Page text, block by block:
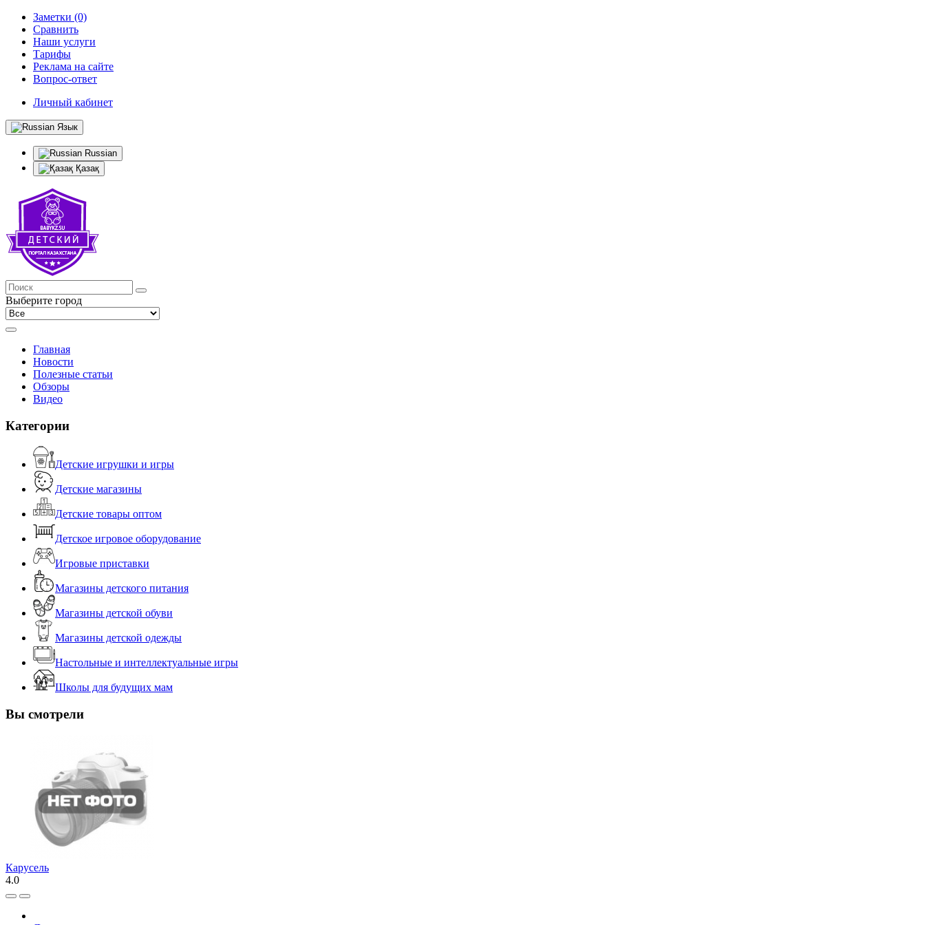
Заметки (0)
Сравнить
Наши услуги
Тарифы
Реклама на сайте
Вопрос-ответ
Личный кабинет
Язык
Russian
Қазақ
Выберите город
Главная
Новости
Полезные статьи
Обзоры
Видео
Категории
Детские игрушки и игры
Детские магазины
Детские товары оптом
Детское игровое оборудование
Игровые приставки
Магазины детского питания
Магазины детской обуви
Магазины детской одежды
Настольные и интеллектуальные игры
Школы для будущих мам
Вы смотрели
Карусель
4.0